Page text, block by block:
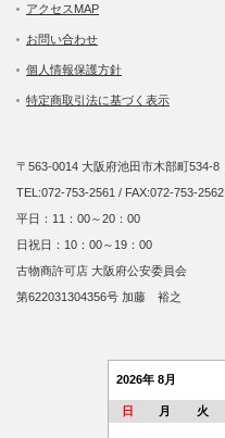
アクセスMAP
お問い合わせ
個人情報保護方針
特定商取引法に基づく表示
〒563-0014 大阪府池田市木部町534-8
TEL:072-753-2561 / FAX:072-753-2562
平日：11：00～20：00
日祝日：10：00～19：00
古物商許可店 大阪府公安委員会
第622031304356号 加藤 裕之
2026年 8月
日 月 火